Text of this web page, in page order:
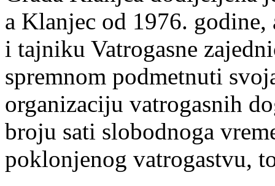
a Klanjec od 1976.
i tajniku Vatrogasne
spremnom podmetnuti
organizaciju vatrogasnih
broju sati slobodnoga
poklonjenog vatrogastvu,